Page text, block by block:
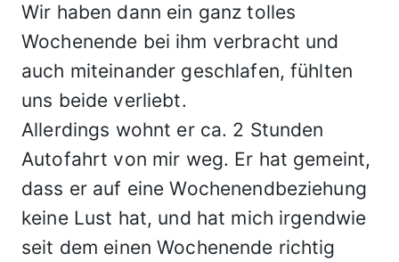
Wir haben dann ein ganz tolles
Wochenende bei ihm verbracht und
auch miteinander geschlafen, fühlten
uns beide verliebt.
Allerdings wohnt er ca. 2 Stunden
Autofahrt von mir weg. Er hat gemeint,
dass er auf eine Wochenendbeziehung
keine Lust hat, und hat mich irgendwie
seit dem einen Wochenende richtig